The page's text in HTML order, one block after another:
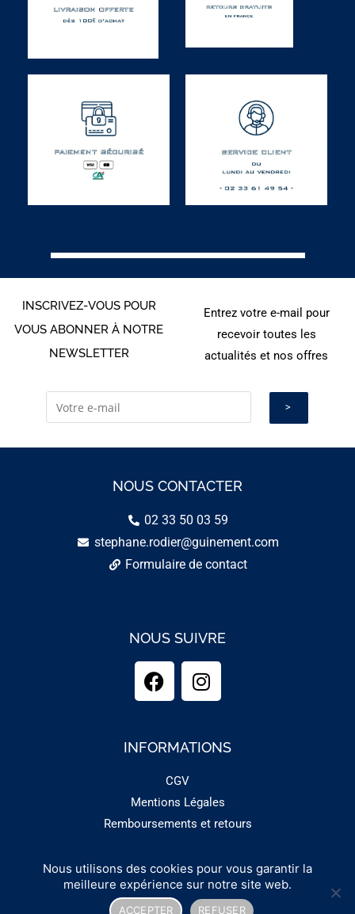
INSCRIVEZ-VOUS POUR
VOUS ABONNER À NOTRE
NEWSLETTER
Entrez votre e-mail pour
recevoir toutes les
actualités et nos offres
NOUS CONTACTER
02 33 50 03 59
stephane.rodier@guinement.com
Formulaire de contact
NOUS SUIVRE
INFORMATIONS
CGV
Mentions Légales
Remboursements et retours
Copyright 2025 - GUINEMENT
Nous utilisons des cookies pour vous garantir la
meilleure expérience sur notre site web.
ACCEPTER REFUSER